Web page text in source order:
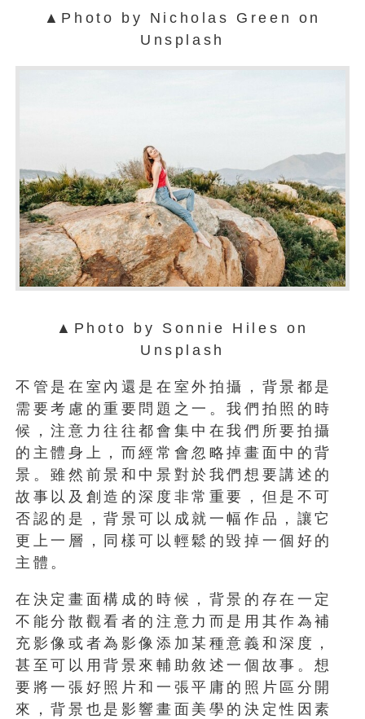
▲Photo by Nicholas Green on
Unsplash
▲Photo by Sonnie Hiles on
Unsplash
不管是在室內還是在室外拍攝，背景都是
需要考慮的重要問題之一。我們拍照的時
候，注意力往往都會集中在我們所要拍攝
的主體身上，而經常會忽略掉畫面中的背
景。雖然前景和中景對於我們想要講述的
故事以及創造的深度非常重要，但是不可
否認的是，背景可以成就一幅作品，讓它
更上一層，同樣可以輕鬆的毀掉一個好的
主體。
在決定畫面構成的時候，背景的存在一定
不能分散觀看者的注意力而是用其作為補
充影像或者為影像添加某種意義和深度，
甚至可以用背景來輔助敘述一個故事。想
要將一張好照片和一張平庸的照片區分開
來，背景也是影響畫面美學的決定性因素